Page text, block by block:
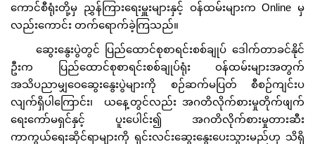
ကောင်စီရုံးတို့မှ ညွှန်ကြားရေးမှူးများနှင့် ဝန်ထမ်းများက Online မှ
လည်းကောင်း တက်ရောက်ခဲ့ကြသည်။
ဆွေးနွေးပွဲတွင် ပြည်ထောင်စုစာရင်းစစ်ချုပ် ဒေါက်တာခင်နိုင်
ဦးက ပြည်ထောင်စုစာရင်းစစ်ချုပ်ရုံး ဝန်ထမ်းများအတွက်
အသိပညာမျှဝေဆွေးနွေးပွဲများကို စဉ်ဆက်မပြတ် စီစဉ်ကျင်းပ
လျက်ရှိပါကြောင်း၊ ယနေ့တွင်လည်း အဂတိလိုက်စားမှုတိုက်ဖျက်
ရေးကော်မရှင်နှင့် ပူးပေါင်း၍ အဂတိလိုက်စားမှုတားဆီး
ကာကွယ်ရေးဆိုင်ရာများကို ရှင်းလင်းဆွေးနွေးပေးသွားမည်ဟု သိရှိ